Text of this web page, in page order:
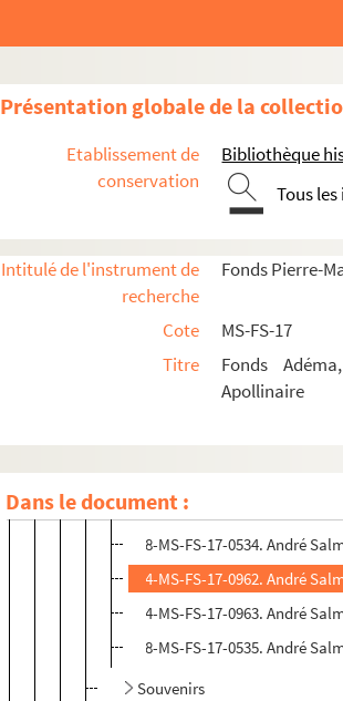
Présentation globale de la
Etablissement de
conservation
Bibliothèque
Tous
Intitulé de l'instrument de
recherche
Fonds Pierre-
Cote
MS-FS-17
Titre
Fonds
Apollinaire
Dans le document :
4-MS-FS-17-0959. Saint-Georges de
8-MS-FS-17-0528. Sainte, Pierre
Salmon, André
Ecrits
Fiction
Théâtre
Critique littéraire
Critique d'art
8-MS-FS-17-0532. André
8-MS-FS-17-0643. André
8-MS-FS-17-0534. André
4-MS-FS-17-0962. André
4-MS-FS-17-0963. André
8-MS-FS-17-0535. André
Souvenirs